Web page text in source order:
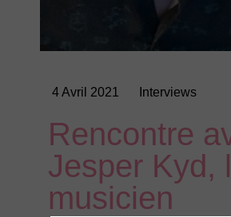
4 Avril 2021 Interviews
Rencontre
Jesper Kyd,
musicien